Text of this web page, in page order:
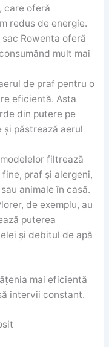
care oferă
redus de energie.
Rowenta oferă
mult mai
de praf pentru o
eficientă. Asta
din putere pe
și păstrează aerul
filtrează
praf și alergeni,
animale în casă.
de exemplu, au
puterea
și debitul de apă
mai eficientă
intervii constant.